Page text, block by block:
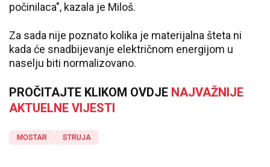
počinilaca", kazala je Miloš.
Za sada nije poznato kolika je materijalna šteta ni
kada će snadbijevanje električnom energijom u
naselju biti normalizovano.
PROČITAJTE KLIKOM OVDJE NAJVAŽNIJE
AKTUELNE VIJESTI
MOSTAR STRUJA